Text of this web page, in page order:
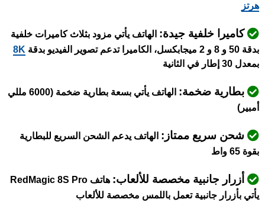
هرتز
كاميرا خلفية جيدة: الهاتف يأتي مزود بثلاث كاميرات خلفية
بدقة 50 و 8 و 2 ميجابكسل، الكاميرا تدعم تصوير الفيديو بدقة
8K
بمعدل 30 إطار في الثانية
بطارية ضخمة: ال
هاتف يأتي بسعة بطارية ضخمة (6000 مللي
أمبير)
شحن سريع ممتاز: الهاتف يدعم الشحن السريع للبطارية
بقوة 65 واط
أزرار جانبية مخصصة للألعاب:
هاتف RedMagic 8S Pro
يأتي بأزرار جانبية تعمل باللمس مخصصة للألعاب